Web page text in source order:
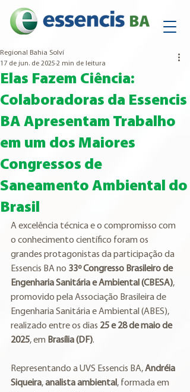
Elas Fazem Ciência:
Colaboradoras da Essencis
BA Apresentam Trabalho
em um dos Maiores
Congressos de
Saneamento Ambiental do
Brasil
Regional Bahia Solví
17 de jun. de 2025 2 min de leitura
A excelência técnica e o compromisso com
o conhecimento científico foram os
grandes protagonistas da participação da
Essencis BA no 33º Congresso Brasileiro de
Engenharia Sanitária e Ambiental (CBESA),
promovido pela Associação Brasileira de
Engenharia Sanitária e Ambiental (ABES),
realizado entre os dias 25 e 28 de maio de
2025, em Brasília (DF).
Representando a UVS Essencis BA, Andréia
Siqueira, analista ambiental , formada em